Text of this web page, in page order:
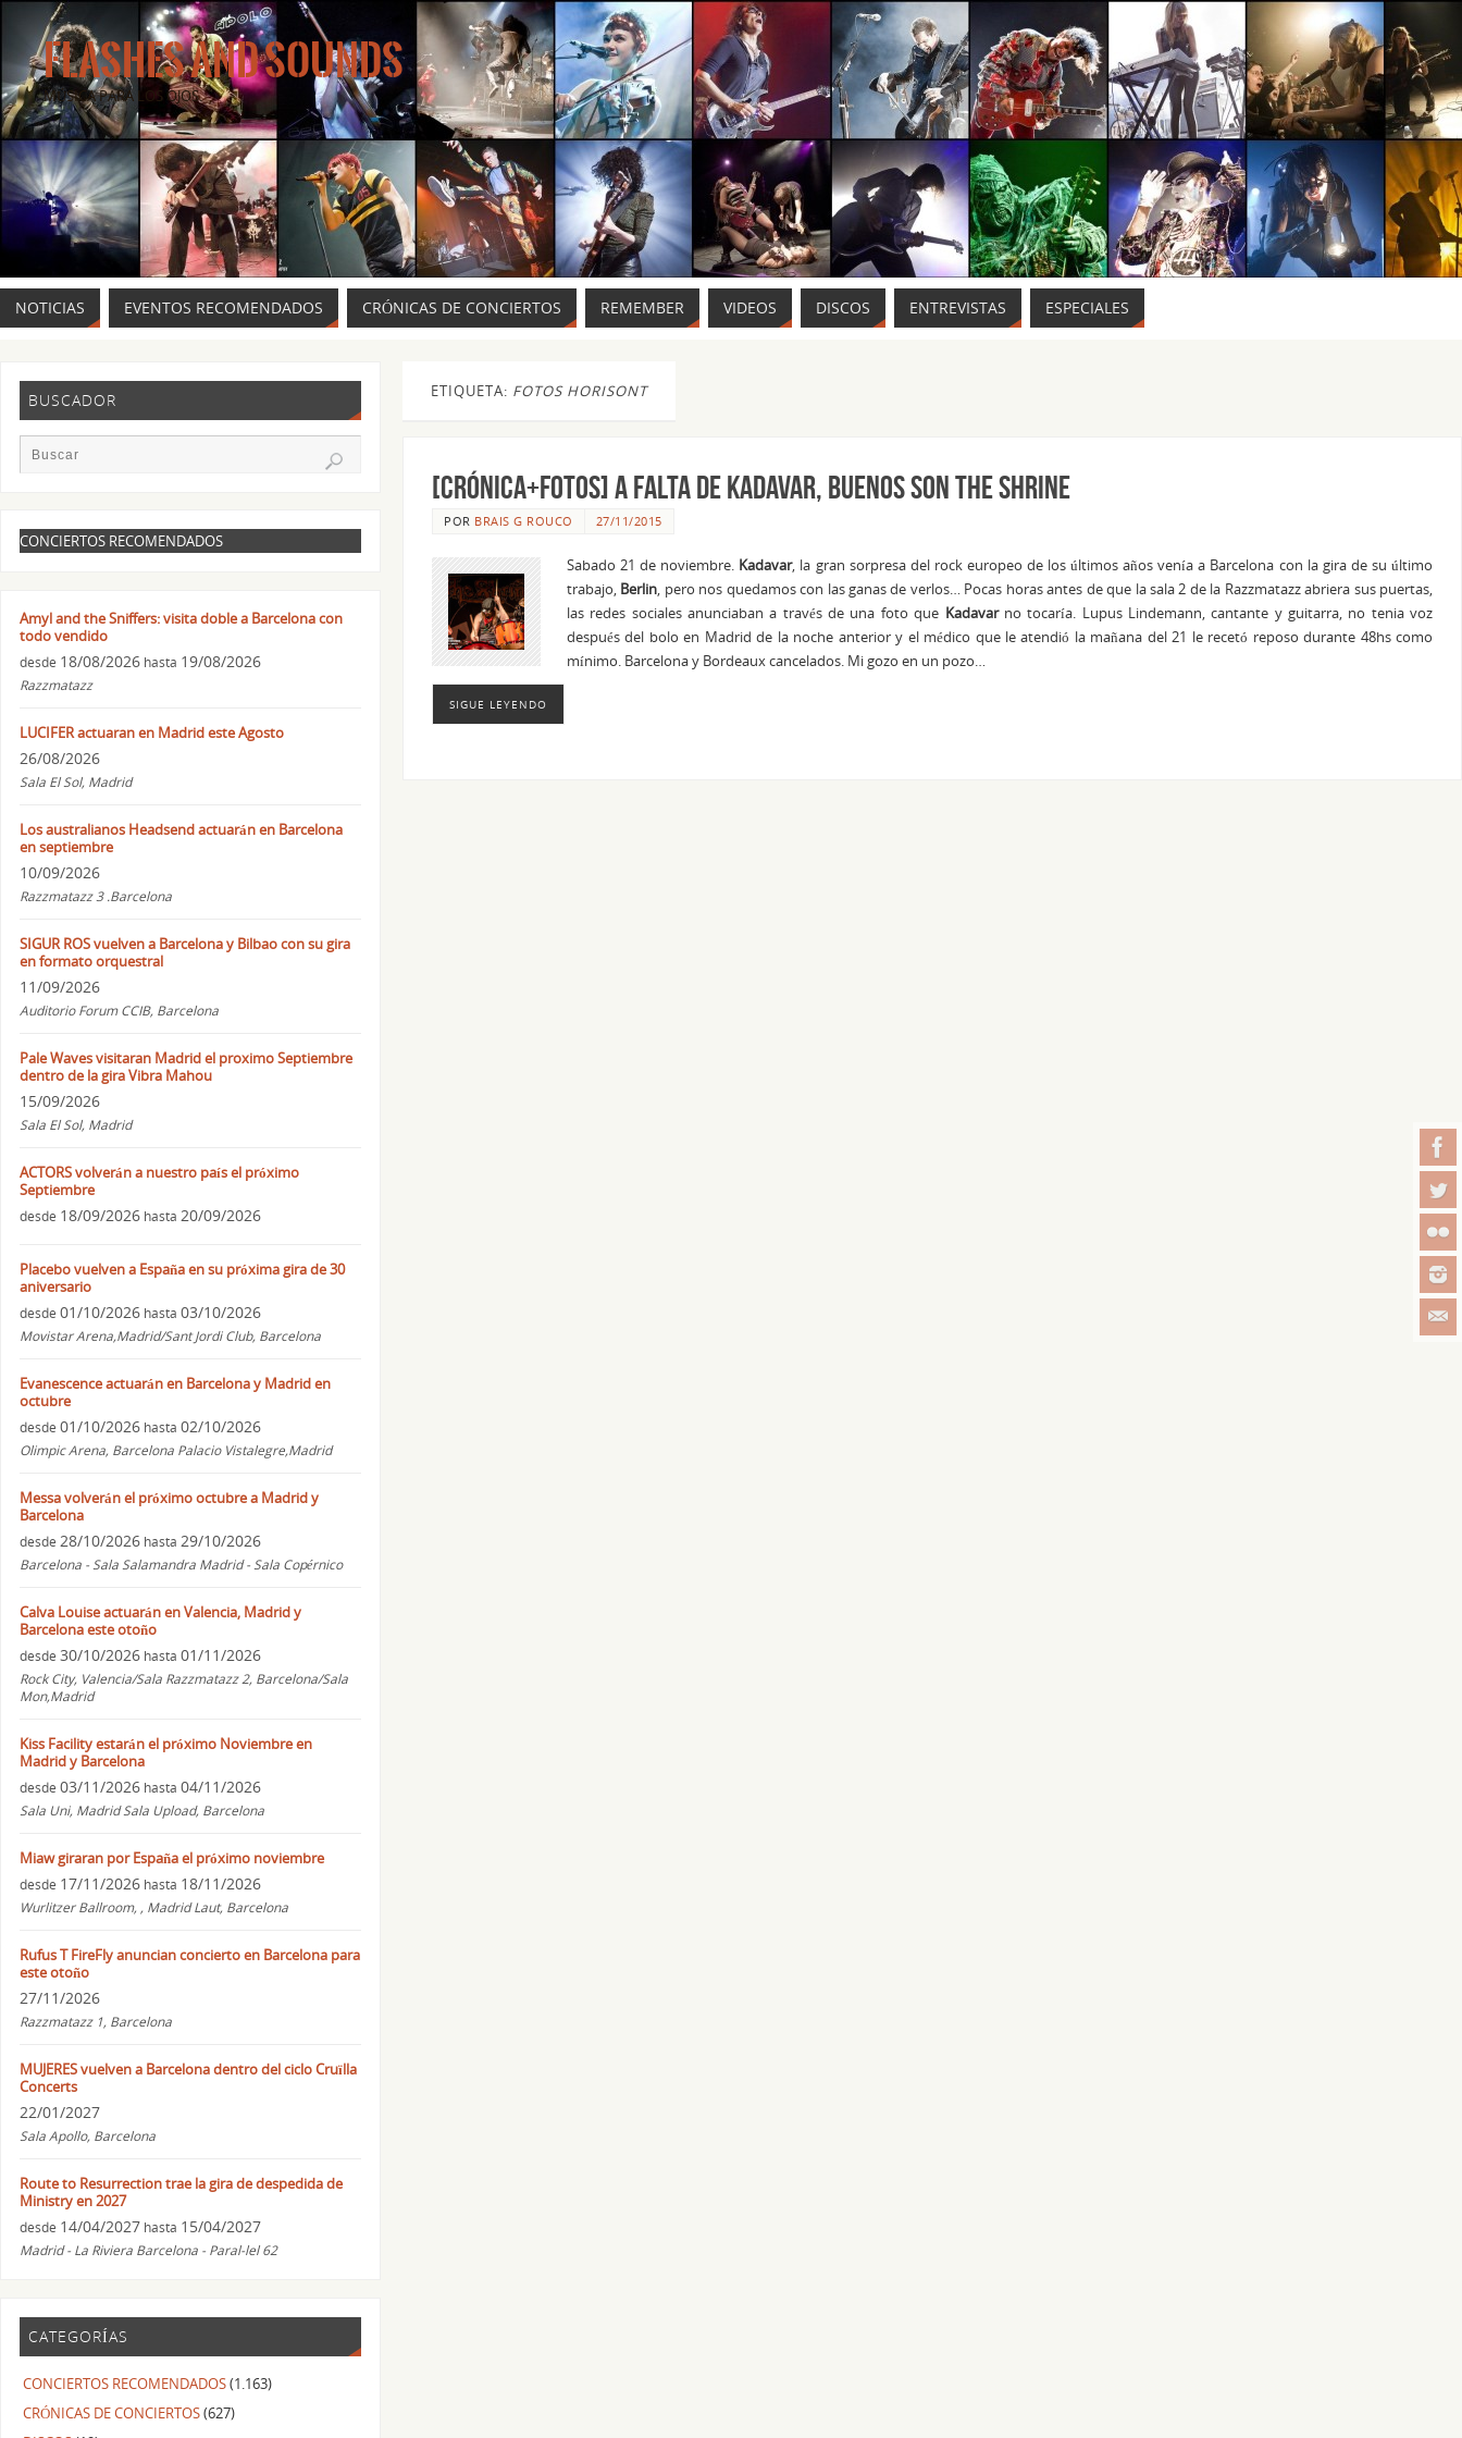
FLASHES AND SOUNDS
MÚSICA PARA LOS OJOS.
NOTICIAS EVENTOS RECOMENDADOS CRÓNICAS DE CONCIERTOS REMEMBER VIDEOS DISCOS ENTREVISTAS ESPECIALES
ETIQUETA: FOTOS HORISONT
[CRÓNICA+FOTOS] A falta de KADAVAR, buenos son THE SHRINE
POR BRAIS G ROUCO 27/11/2015
Sabado 21 de noviembre. Kadavar, la gran sorpresa del rock europeo de los últimos años venía a Barcelona con la gira de su último
trabajo, Berlin, pero nos quedamos con las ganas de verlos… Pocas horas antes de que la sala 2 de la Razzmatazz abriera sus puertas,
las redes sociales anunciaban a través de una foto que Kadavarno tocaría. Lupus Lindemann, cantante y guitarra, no tenia voz
después del bolo en Madrid de la noche anterior y el médico que le atendió la mañana del 21 le recetó reposo durante 48hs como
mínimo. Barcelona y Bordeaux cancelados. Mi gozo en un pozo…
SIGUE LEYENDO
BUSCADOR
CONCIERTOS RECOMENDADOS
Amyl and the Sniffers: visita doble a Barcelona con
todo vendido
desde 18/08/2026 hasta 19/08/2026
Razzmatazz
LUCIFER actuaran en Madrid este Agosto
26/08/2026
Sala El Sol, Madrid
Los australianos Headsend actuarán en Barcelona
en septiembre
10/09/2026
Razzmatazz 3 .Barcelona
SIGUR ROS vuelven a Barcelona y Bilbao con su gira
en formato orquestral
11/09/2026
Auditorio Forum CCIB, Barcelona
Pale Waves visitaran Madrid el proximo Septiembre
dentro de la gira Vibra Mahou
15/09/2026
Sala El Sol, Madrid
ACTORS volverán a nuestro país el próximo
Septiembre
desde 18/09/2026 hasta 20/09/2026
Placebo vuelven a España en su próxima gira de 30
aniversario
desde 01/10/2026 hasta 03/10/2026
Movistar Arena,Madrid/Sant Jordi Club, Barcelona
Evanescence actuarán en Barcelona y Madrid en
octubre
desde 01/10/2026 hasta 02/10/2026
Olimpic Arena, Barcelona Palacio Vistalegre,Madrid
Messa volverán el próximo octubre a Madrid y
Barcelona
desde 28/10/2026 hasta 29/10/2026
Barcelona - Sala Salamandra Madrid - Sala Copérnico
Calva Louise actuarán en Valencia, Madrid y
Barcelona este otoño
desde 30/10/2026 hasta 01/11/2026
Rock City, Valencia/Sala Razzmatazz 2, Barcelona/Sala
Mon,Madrid
Kiss Facility estarán el próximo Noviembre en
Madrid y Barcelona
desde 03/11/2026 hasta 04/11/2026
Sala Uni, Madrid Sala Upload, Barcelona
Miaw giraran por España el próximo noviembre
desde 17/11/2026 hasta 18/11/2026
Wurlitzer Ballroom, , Madrid Laut, Barcelona
Rufus T FireFly anuncian concierto en Barcelona para
este otoño
27/11/2026
Razzmatazz 1, Barcelona
MUJERES vuelven a Barcelona dentro del ciclo Cruïlla
Concerts
22/01/2027
Sala Apollo, Barcelona
Route to Resurrection trae la gira de despedida de
Ministry en 2027
desde 14/04/2027 hasta 15/04/2027
Madrid - La Riviera Barcelona - Paral-lel 62
CATEGORÍAS
CONCIERTOS RECOMENDADOS(1.163)
CRÓNICAS DE CONCIERTOS(627)